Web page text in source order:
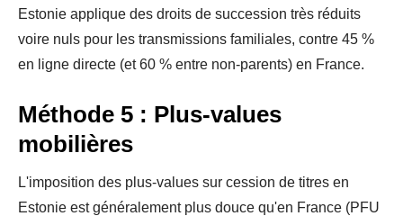
Estonie applique des droits de succession très réduits
voire nuls pour les transmissions familiales, contre 45 %
en ligne directe (et 60 % entre non-parents) en France.
Méthode 5 : Plus-values
mobilières
L'imposition des plus-values sur cession de titres en
Estonie est généralement plus douce qu'en France (PFU